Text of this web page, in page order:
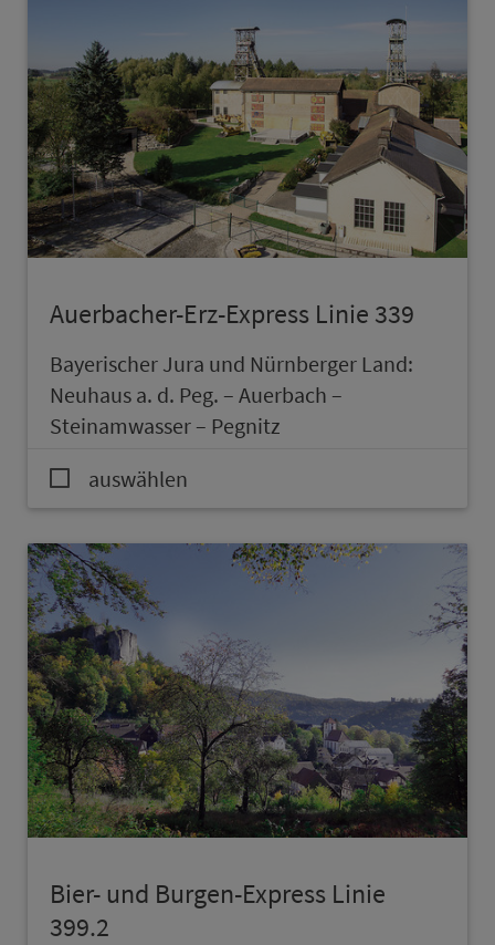
Auerbacher-Erz-Express Linie 339
Bay­e­rischer Jura und Nürn­berger Land:
Neuhaus a. d. Peg. – Auerbach –
Steinamwasser – Pegnitz
auswählen
Bier- und Burgen-Express Linie
399.2